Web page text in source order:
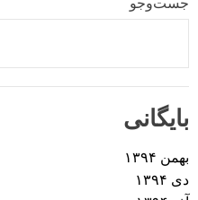
جست‌وجو
بایگانی
بهمن ۱۳۹۴
دی ۱۳۹۴